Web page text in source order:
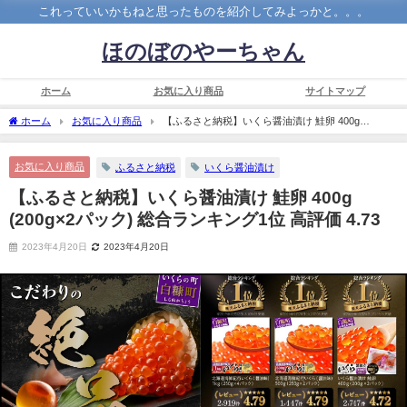
これっていいかもねと思ったものを紹介してみよっかと。。。
ほのぼのやーちゃん
ホーム お気に入り商品 サイトマップ
ホーム お気に入り商品
【ふるさと納税】いくら醤油漬け 鮭卵 400g
(200g×2パック) 総合ランキング1位 高評価 4.73
お気に入り商品 ふるさと納税 いくら醤油漬け
【ふるさと納税】いくら醤油漬け 鮭卵 400g
(200g×2パック) 総合ランキング1位 高評価 4.73
2023年4月20日 2023年4月20日